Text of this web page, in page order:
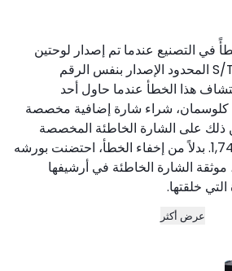
في التصنيع عندما تم إصدار لوحتين
لسيارتين من طراز 911 S/T المحدود الإصدار بنفس الرقم
1,724. تم اكتشاف هذا الخطأ عندما حاول أحد
كلوسمان، شراء شارة إضافية مخصصة
ذلك على الشارة الخاطئة المخصصة
للسيارة الأخرى، رقم 1,742. بدلاً من إخفاء الخطأ، احتضنت بورشه
الشارة الخاطئة في أرشيفها
خلقتها.
عرض أكثر